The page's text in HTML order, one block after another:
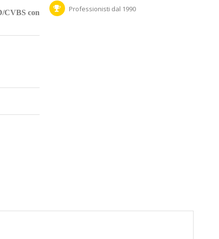
CVBS con
Professionisti dal 1990